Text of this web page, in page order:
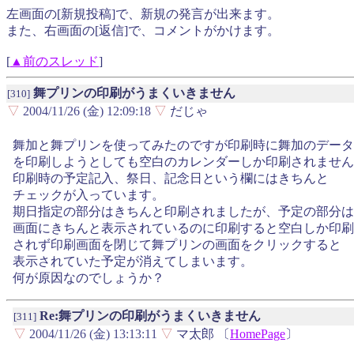
左画面の[新規投稿]で、新規の発言が出来ます。
また、右画面の[返信]で、コメントがかけます。
[ ▲前のスレッド]
[310] 舞プリンの印刷がうまくいきません
▽ 2004/11/26 (金) 12:09:18 ▽ だじゃ
舞加と舞プリンを使ってみたのですが印刷時に舞加のデー
を印刷しようとしても空白のカレンダーしか印刷されませ
印刷時の予定記入、祭日、記念日という欄にはきちんと
チェックが入っています。
期日指定の部分はきちんと印刷されましたが、予定の部分は
画面にきちんと表示されているのに印刷すると空白しか印刷
されず印刷画面を閉じて舞プリンの画面をクリックすると
表示されていた予定が消えてしまいます。
何が原因なのでしょうか？
[311] Re:舞プリンの印刷がうまくいきません
▽ 2004/11/26 (金) 13:13:11 ▽ マ太郎 〔HomePage〕